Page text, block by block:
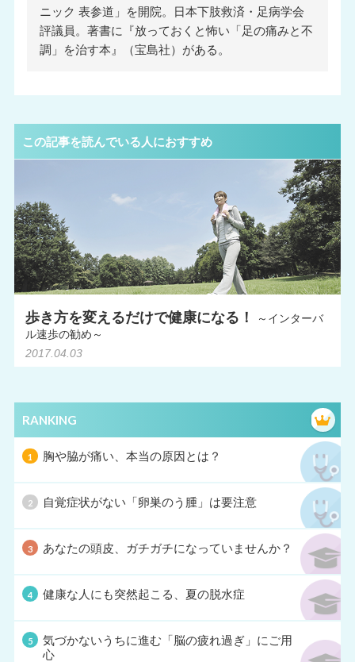
ニック 表参道」を開院。日本下肢救済・足病学会
評議員。著書に『放っておくと怖い「足の痛みと不
調」を治す本』（宝島社）がある。
この記事を読んでいる人におすすめ
歩き方を変えるだけで健康になる！
ル速歩の勧め～
2017.04.03
RANKING
胸や脇が痛い、本当の原因とは？
自覚症状がない「卵巣のう腫」は要注意
あなたの頭皮、ガチガチになっていませんか？
健康な人にも突然起こる、夏の脱水症
気づかないうちに進む「脳の疲れ過ぎ」にご用
心